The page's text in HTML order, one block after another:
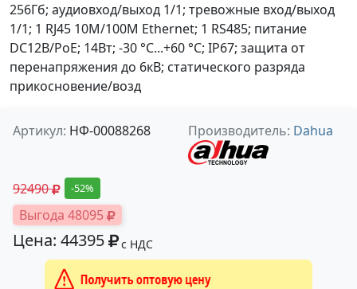
256Гб; аудиовход/выход 1/1; тревожные вход/выход
1/1; 1 RJ45 10M/100M Ethernet; 1 RS485; питание
DC12В/PoE; 14Вт; -30 °C...+60 °C; IP67; защита от
перенапряжения до 6кВ; статического разряда
прикосновение/возд
Артикул: НФ-00088268 Производитель: Dahua
92490 -52%
Выгода 48095
Цена: 44395 с НДС
Получить оптовую цену